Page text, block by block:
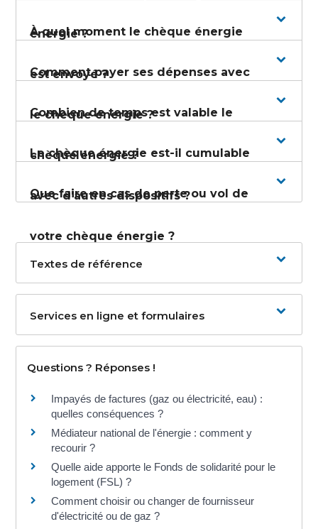
énergie ?
À quel moment le chèque énergie
est envoyé ?
Comment payer ses dépenses avec
le chèque énergie ?
Combien de temps est valable le
chèque énergie ?
Le chèque énergie est-il cumulable
avec d'autres dispositifs ?
Que faire en cas de perte ou vol de
votre chèque énergie ?
Textes de référence
Services en ligne et formulaires
Questions ? Réponses !
Impayés de factures (gaz ou électricité, eau) :
quelles conséquences ?
Médiateur national de l'énergie : comment y
recourir ?
Quelle aide apporte le Fonds de solidarité pour le
logement (FSL) ?
Comment choisir ou changer de fournisseur
d'électricité ou de gaz ?